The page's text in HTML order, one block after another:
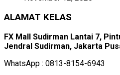
ALAMAT KELAS
FX Mall Sudirman Lantai 7,
Jendral Sudirman, Jakarta
WhatsApp : 0813-8154-6943